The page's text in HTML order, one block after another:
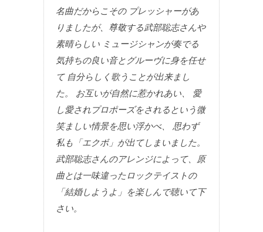
名曲だからこその プレッシャーがあ
りましたが、尊敬する武部聡志さんや
素晴らしい ミュージシャンが奏でる
気持ちの良い音とグルーヴに身を任せ
て 自分らしく歌うことが出来まし
た。 お互いが自然に惹かれあい、 愛
し愛されプロポーズをされるという微
笑ましい情景を思い浮かべ、 思わず
私も「エクボ」が出てしまいました。
武部聡志さんのアレンジによって、原
曲とは一味違ったロックテイストの
「結婚しようよ」を楽しんで聴いて下
さい。